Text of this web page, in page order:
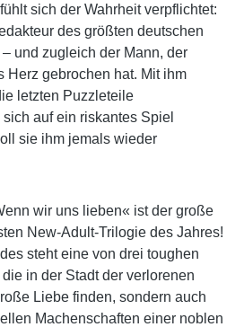
sich der Wahrheit verpflichtet:
des größten deutschen
und zugleich der Mann, der
Herz gebrochen hat. Mit ihm
letzten Puzzleteile
auf ein riskantes Spiel
sie ihm jemals wieder
wir uns lieben« ist der große
New-Adult-Trilogie des Jahres!
steht eine von drei toughen
in der Stadt der verlorenen
Liebe finden, sondern auch
Machenschaften einer noblen